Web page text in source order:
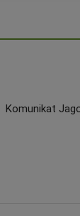
Komunikat